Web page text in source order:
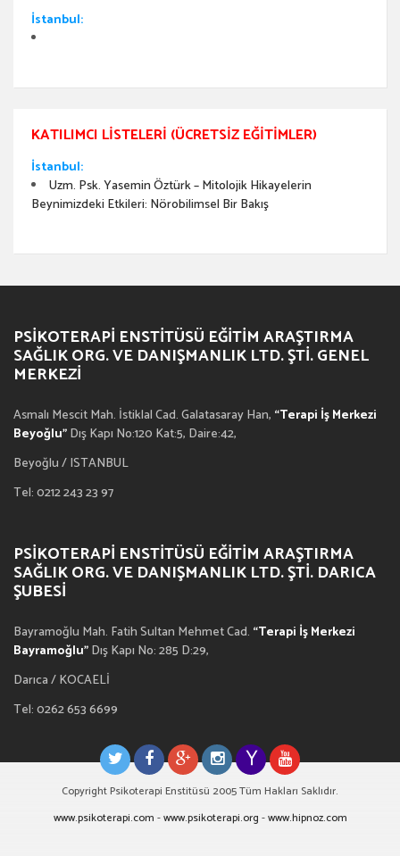
İstanbul:
KATILIMCI LISTELERI (ÜCRETSIZ EĞITIMLER)
İstanbul:
Uzm. Psk. Yasemin Öztürk – Mitolojik Hikayelerin
Beynimizdeki Etkileri: Nörobilimsel Bir Bakış
PSIKOTERAPI ENSTITÜSÜ EĞITIM ARAŞTIRMA
SAĞLIK ORG. VE DANIŞMANLIK LTD. ŞTI. GENEL
MERKEZI
Asmalı Mescit Mah. İstiklal Cad. Galatasaray Han, “Terapi İş Merkezi
Beyoğlu”Dış Kapı No:120 Kat:5, Daire:42,
Beyoğlu / ISTANBUL
Tel: 0212 243 23 97
PSIKOTERAPI ENSTITÜSÜ EĞITIM ARAŞTIRMA
SAĞLIK ORG. VE DANIŞMANLIK LTD. ŞTI. DARICA
ŞUBESI
Bayramoğlu Mah. Fatih Sultan Mehmet Cad. “Terapi İş Merkezi
Bayramoğlu”Dış Kapı No: 285 D:29,
Darıca / KOCAELİ
Tel: 0262 653 6699
Copyright Psikoterapi Enstitüsü 2005 Tüm Hakları Saklıdır.
www.psikoterapi.com -www.psikoterapi.org -www.hipnoz.com